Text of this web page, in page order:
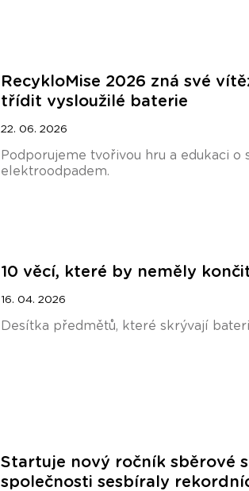
RecykloMise 2026 zná své
třídit vysloužilé baterie
22. 06. 2026
Podporujeme tvořivou hru a edukaci
elektroodpadem.
10 věcí, které by neměly
16. 04. 2026
Desítka předmětů, které skrývají
Startuje nový ročník sběrové
společnosti sesbíraly